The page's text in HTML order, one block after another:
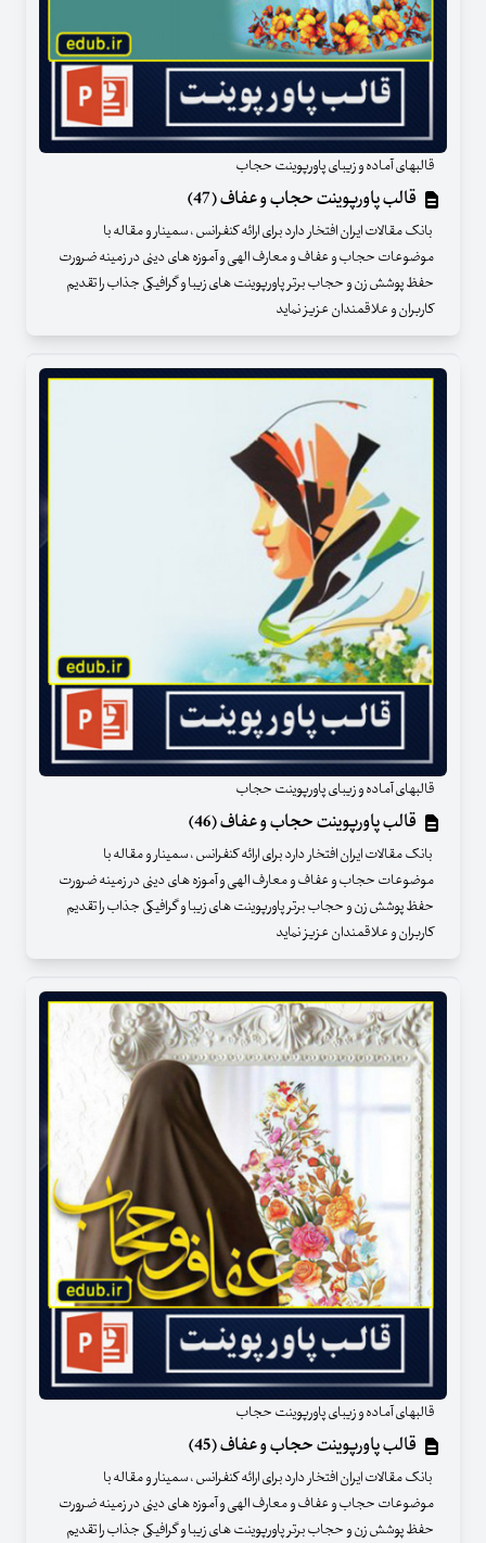
قالبهای آماده و زیبای پاورپوینت حجاب
قالب پاورپوینت حجاب و عفاف (47)
بانک مقالات ایران افتخار دارد برای ارائه کنفرانس ، سمینار و مقاله با
موضوعات حجاب و عفاف و معارف الهی و آموزه های دینی در زمینه ضرورت
حفظ پوشش زن و حجاب برتر پاورپوینت های زیبا و گرافیکی جذاب را تقدیم
کاربران و علاقمندان عزیز نماید
قالبهای آماده و زیبای پاورپوینت حجاب
قالب پاورپوینت حجاب و عفاف (46)
بانک مقالات ایران افتخار دارد برای ارائه کنفرانس ، سمینار و مقاله با
موضوعات حجاب و عفاف و معارف الهی و آموزه های دینی در زمینه ضرورت
حفظ پوشش زن و حجاب برتر پاورپوینت های زیبا و گرافیکی جذاب را تقدیم
کاربران و علاقمندان عزیز نماید
قالبهای آماده و زیبای پاورپوینت حجاب
قالب پاورپوینت حجاب و عفاف (45)
بانک مقالات ایران افتخار دارد برای ارائه کنفرانس ، سمینار و مقاله با
موضوعات حجاب و عفاف و معارف الهی و آموزه های دینی در زمینه ضرورت
حفظ پوشش زن و حجاب برتر پاورپوینت های زیبا و گرافیکی جذاب را تقدیم